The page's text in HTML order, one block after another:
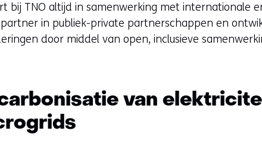
bij TNO altijd in samenwerking met internationale
in publiek-private partnerschappen en
door middel van open, inclusieve
van